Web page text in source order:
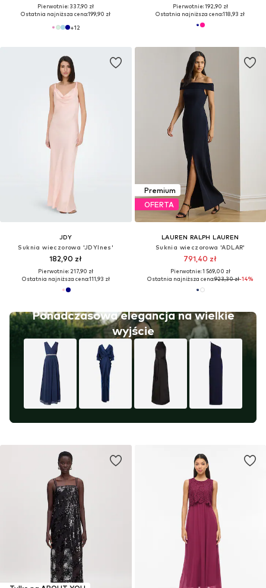
Pierwotnie: 337,90 zł
Ostatnia najniższa cena:199,90 zł
+12
Pierwotnie: 192,90 zł
Ostatnia najniższa cena:118,93 zł
JDY
Suknia wieczorowa 'JDYInes'
182,90 zł
Pierwotnie: 217,90 zł
Ostatnia najniższa cena:111,93 zł
Premium
OFERTA
LAUREN RALPH LAUREN
Suknia wieczorowa 'ADLAR'
791,40 zł
Pierwotnie: 1 569,00 zł
Ostatnia najniższa cena:923,30 zł-14%
Ponadczasowa elegancja na wielkie
wyjście